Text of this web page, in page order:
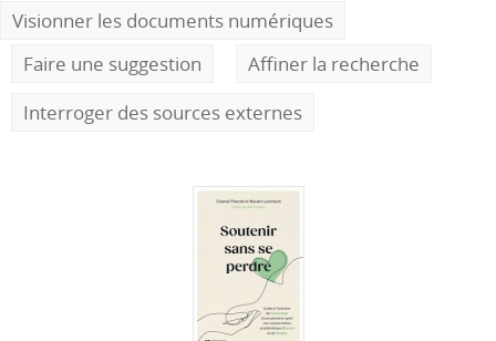
Visionner les documents numériques
Faire une suggestion
Affiner la recherche
Interroger des sources externes